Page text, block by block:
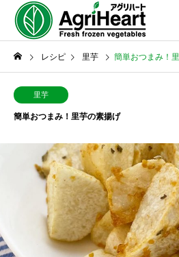
レシピ 里芋 簡単おつまみ！
里芋
簡単おつまみ！里芋の素揚げ